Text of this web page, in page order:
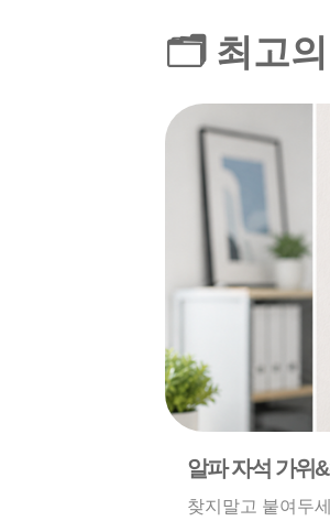
🗂️ 최고의
알파 자석 가위
찾지말고 붙여두